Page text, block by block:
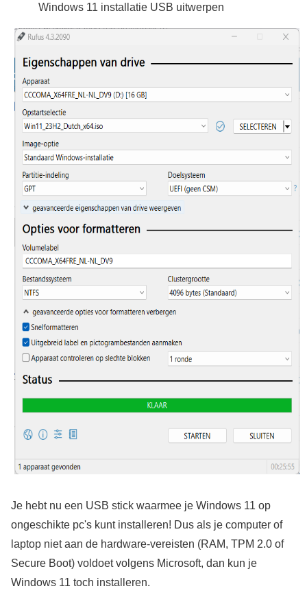
Windows 11 installatie USB uitwerpen
Je hebt nu een USB stick waarmee je Windows 11 op
ongeschikte pc's kunt installeren! Dus als je computer of
laptop niet aan de hardware-vereisten (RAM, TPM 2.0 of
Secure Boot) voldoet volgens Microsoft, dan kun je
Windows 11 toch installeren.